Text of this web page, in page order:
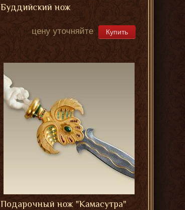
Буддийский нож
цену уточняйте Купить
Подарочный нож "Камасутра"